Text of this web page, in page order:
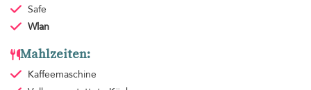
Safe
Wlan
Mahlzeiten:
Kaffeemaschine